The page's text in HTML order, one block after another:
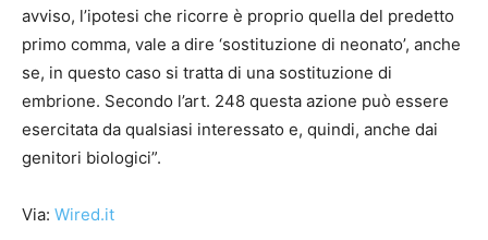
avviso, l’ipotesi che ricorre è proprio quella del predetto
primo comma, vale a dire ‘sostituzione di neonato’, anche
se, in questo caso si tratta di una sostituzione di
embrione. Secondo l’art. 248 questa azione può essere
esercitata da qualsiasi interessato e, quindi, anche dai
genitori biologici”.
Via: Wired.it